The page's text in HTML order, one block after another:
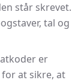
står skrevet.
tal og
er
at sikre, at